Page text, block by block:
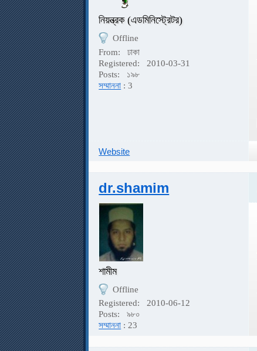
নিয়ন্ত্রক (এডমিনিস্ট্রেটর)
Offline
From:
ঢাকা
Registered:
2010-03-31
Posts:
১৯৮
সম্মাননা : 3
Website
dr.shamim
শামীম
Offline
Registered:
2010-06-12
Posts:
৯৮০
সম্মাননা : 23